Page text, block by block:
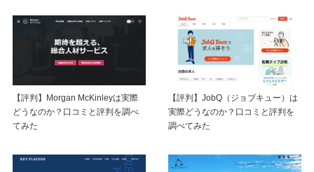
【評判】Morgan McKinleyは実際
どうなのか？口コミと評判を調べ
てみた
【評判】JobQ（ジョブキュー）は
実際どうなのか？口コミと評判を
調べてみた